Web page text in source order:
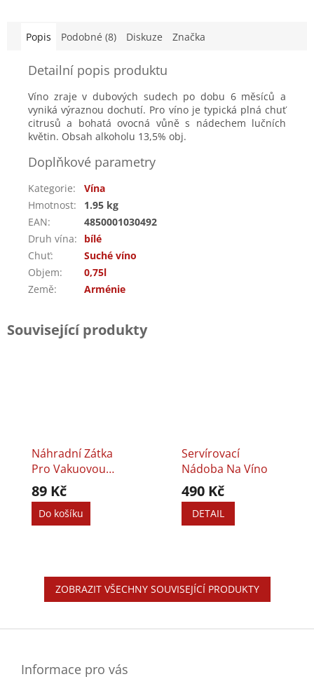
Popis Podobné (8) Diskuze Značka
Detailní popis produktu
Víno zraje v dubových sudech po dobu 6 měsíců a
vyniká výraznou dochutí. Pro víno je typická plná chuť
citrusů a bohatá ovocná vůně s nádechem lučních
květin. Obsah alkoholu 13,5% obj.
Doplňkové parametry
Kategorie:
Vína
Hmotnost:
1.95 kg
EAN:
4850001030492
Druh vína:
bílé
Chuť:
Suché víno
Objem:
0,75l
Země: Arménie
Související produkty
Náhradní Zátka
Pro Vakuovou
Pumpičku - 2 Ks
89 Kč
Do košíku
Servírovací
Nádoba Na Víno
490 Kč
DETAIL
ZOBRAZIT VŠECHNY SOUVISEJÍCÍ PRODUKTY
Informace pro vás